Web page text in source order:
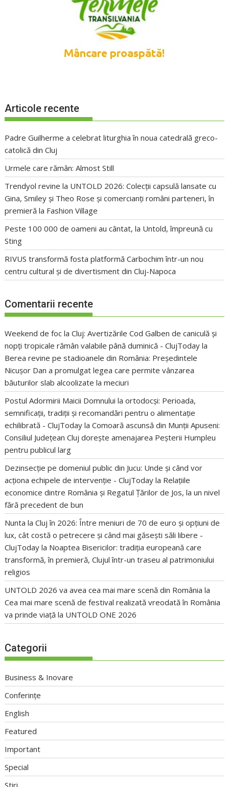
Articole recente
Padre Guilherme a celebrat liturghia în noua catedrală greco-
catolică din Cluj
Urmele care rămân: Almost Still
Trendyol revine la UNTOLD 2026: Colecții capsulă lansate cu
Gina, Smiley și Theo Rose și comercianți români parteneri, în
premieră la Fashion Village
Peste 100 000 de oameni au cântat, la Untold, împreună cu
Sting
RIVUS transformă fosta platformă Carbochim într-un nou
centru cultural și de divertisment din Cluj-Napoca
Comentarii recente
Weekend de foc la Cluj: Avertizările Cod Galben de caniculă și
nopți tropicale rămân valabile până duminică - ClujToday la
Berea revine pe stadioanele din România: Președintele
Nicușor Dan a promulgat legea care permite vânzarea
băuturilor slab alcoolizate la meciuri
Postul Adormirii Maicii Domnului la ortodocși: Perioada,
semnificații, tradiții și recomandări pentru o alimentație
echilibrată - ClujToday laComoară ascunsă din Munții Apuseni:
Consiliul Județean Cluj dorește amenajarea Peșterii Humpleu
pentru publicul larg
Dezinsecție pe domeniul public din Jucu: Unde și când vor
acționa echipele de intervenție - ClujToday la Relațiile
economice dintre România și Regatul Țărilor de Jos, la un nivel
fără precedent de bun
Nunta la Cluj în 2026: Între meniuri de 70 de euro și opțiuni de
lux, cât costă o petrecere și când mai găsești săli libere -
ClujToday la Noaptea Bisericilor: tradiția europeană care
transformă, în premieră, Clujul într-un traseu al patrimoniului
religios
UNTOLD 2026 va avea cea mai mare scenă din România la
Cea mai mare scenă de festival realizată vreodată în România
va prinde viață la UNTOLD ONE 2026
Categorii
Business & Inovare
Conferințe
English
Featured
Important
Special
Stiri